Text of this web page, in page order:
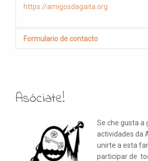
https://amigosdagaita.org
Formulario de contacto
Required field
Nome*
Asóciate!
Se che gusta a
actividades da
unirte a esta
participar de